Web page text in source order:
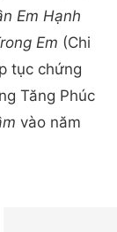
Em Hạnh
Em (Chi
tục chứng
Tăng Phúc
vào năm